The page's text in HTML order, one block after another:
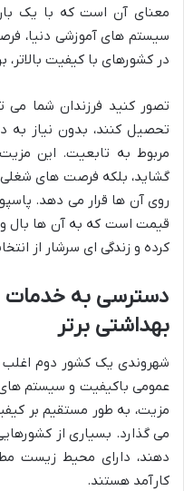
معنای آن است که با یک
سیستم های آموزشی دنیا،
در کشورهای با کیفیت
تصور کنید فرزندان شما می
تحصیل کنند، بدون نیاز
مربوط به تابعیت. این
گشاید، بلکه فرصت های شغلی
روی آن ها قرار می دهد.
قیمت است که به آن ها بال و
کرده و زندگی ای سرشار از
دسترسی به خدمات
بهداشتی برتر
شهروندی یک کشور دوم
عمومی باکیفیت و سیستم
مزیت، به طور مستقیم بر
می گذارد. بسیاری از
دهند، دارای محیط زیست
کارآمد هستند.